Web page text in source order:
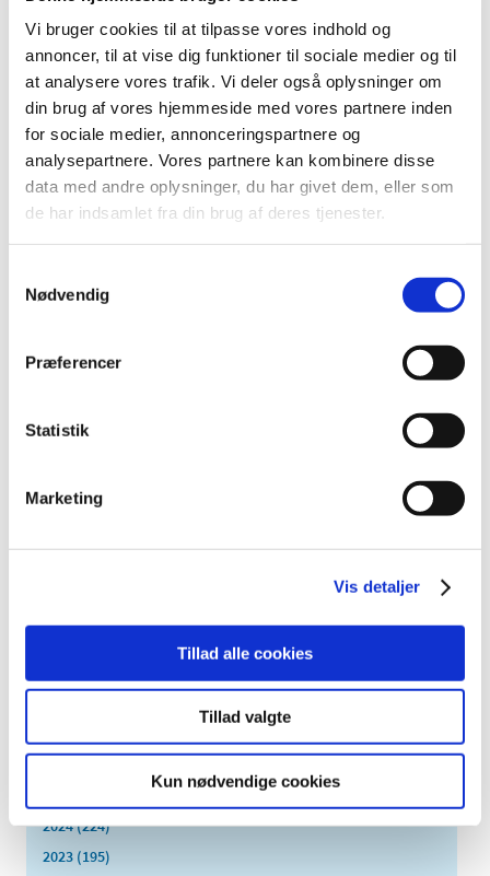
Vi bruger cookies til at tilpasse vores indhold og
annoncer, til at vise dig funktioner til sociale medier og til
at analysere vores trafik. Vi deler også oplysninger om
din brug af vores hjemmeside med vores partnere inden
for sociale medier, annonceringspartnere og
analysepartnere. Vores partnere kan kombinere disse
data med andre oplysninger, du har givet dem, eller som
de har indsamlet fra din brug af deres tjenester.
Nødvendig
Præferencer
Statistik
Marketing
Vis detaljer
Tillad alle cookies
Tillad valgte
Kun nødvendige cookies
Fælles europæiske anbefalinger sætter
rammen for forsøg med fremtidens medicin
|7. marts 2019
Den fælleseuropæiske arbejdsgruppe for komplekse
medicinforsøg med forsøgspersoner, som Danmark…
Virksomheder kan nu ansøge om generelt
Med virkning fra 1. januar 2019 indføres en 3-årig
Ledig bevilling til Frederiksværk Apotek
Fristen for at søge bevillingen forlænges til den 27. marts
…
Ny EU-rapport om big data baner vejen for
Den fælleseuropæiske task force for big data på
Alle (2506)
2024 (224)
2023 (195)